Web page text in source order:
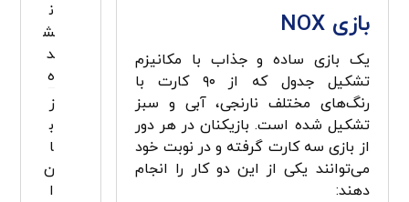
بازیNOX
یک بازی ساده و جذاب با مکانیزم
تشکیل جدول که از ۹۰ کارت با
رنگ‌های مختلف نارنجی، آبی و سبز
تشکیل شده است. بازیکنان در هر دور
از بازی سه کارت گرفته و در نوبت خود
می‌توانند یکی ‌از این دو کار را انجام
دهند:
ن
ش
د
ه
ز
ب
ا
ن
ا